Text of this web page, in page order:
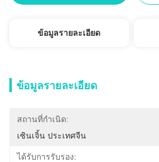
ข้อมูลรายละเอียด
ข้อมูลรายละเอียด
สถานที่กำเนิด:
เซินเจิ้น ประเทศจีน
ได้รับการรับรอง: